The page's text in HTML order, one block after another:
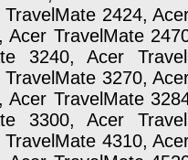
2424,
Acer TravelMate
3240, Acer
3270,
Acer TravelMate
3300, Acer
4310,